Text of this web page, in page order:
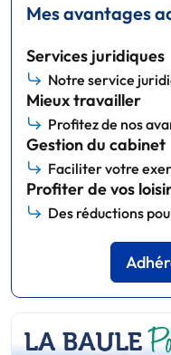
Mes avantages
Services juridiques
Notre service
Mieux travailler
Profitez de nos
Gestion du cabinet
Faciliter votre
Profiter de vos
Des réductions